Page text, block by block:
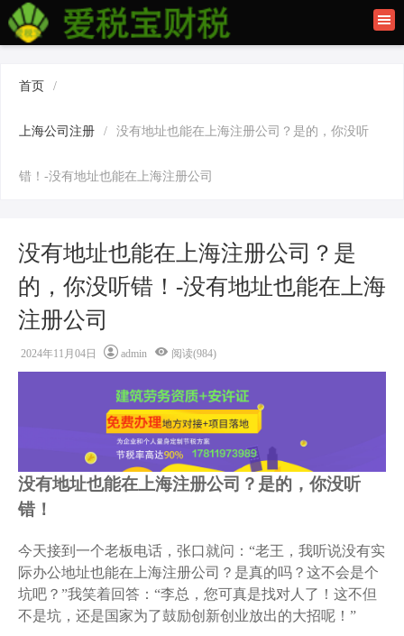
首页
首页 /
上海公司注册 / 没有地址也能在上海注册公司？是的，你没听
错！-没有地址也能在上海注册公司
没有地址也能在上海注册公司？是
的，你没听错！-没有地址也能在上海
注册公司
2024年11月04日 admin 阅读(984)
没有地址也能在上海注册公司？是的，你没听
错！
今天接到一个老板电话，张口就问：“老王，我听说没有实
际办公地址也能在上海注册公司？是真的吗？这不会是个
坑吧？”我笑着回答：“李总，您可真是找对人了！这不但
不是坑，还是国家为了鼓励创新创业放出的大招呢！”